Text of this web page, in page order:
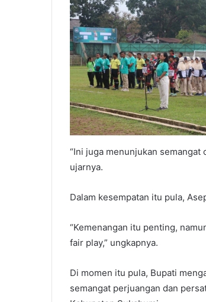
“Ini juga menunjukan semangat
ujarnya.
Dalam kesempatan itu pula,
“Kemenangan itu penting,
fair play,” ungkapnya.
Di momen itu pula, Bupati
semangat perjuangan dan